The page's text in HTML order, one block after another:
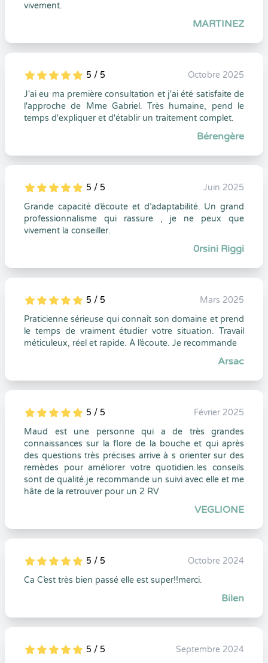
vivement.
MARTINEZ
5
1
5
0 5 / 5
Octobre 2025
J'ai eu ma première consultation et j'ai été satisfaite de
l'approche de Mme Gabriel. Très humaine, pend le
temps d'expliquer et d'établir un traitement complet.
Bérengère
5
1
5
0 5 / 5
Juin 2025
Grande capacité d’écoute et d’adaptabilité. Un grand
professionnalisme qui rassure , je ne peux que
vivement la conseiller.
0rsini Riggi
5
1
5
0 5 / 5
Mars 2025
Praticienne sérieuse qui connaît son domaine et prend
le temps de vraiment étudier votre situation. Travail
méticuleux, réel et rapide. À l’écoute. Je recommande
Arsac
5
1
5
0 5 / 5
Février 2025
Maud est une personne qui a de très grandes
connaissances sur la flore de la bouche et qui après
des questions très précises arrive à s orienter sur des
remèdes pour améliorer votre quotidien.les conseils
sont de qualité.je recommande un suivi avec elle et me
hâte de la retrouver pour un 2 RV
VEGLIONE
5
1
5
0 5 / 5
Octobre 2024
Ca C’est très bien passé elle est super!!merci.
Bilen
5
1
5
0 5 / 5 Septembre 2024